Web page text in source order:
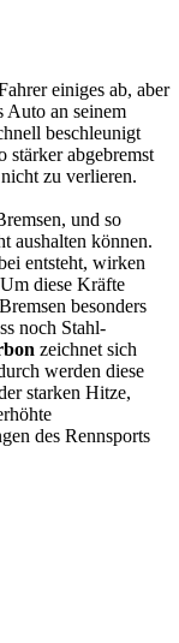
einiges ab, aber
Auto an seinem
beschleunigt
stärker abgebremst
nicht zu verlieren.
und so
aushalten können.
entsteht, wirken
diese Kräfte
besonders
noch Stahl-
zeichnet sich
werden diese
starken Hitze,
des Rennsports